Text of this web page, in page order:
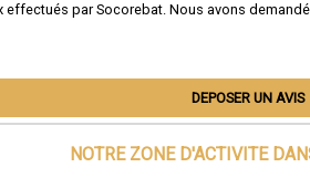
par Socorebat. Nous avons
DEPOSER UN AVIS
NOTRE ZONE D'ACTIVITE